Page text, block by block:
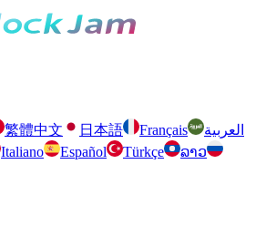
繁體中文 日本語 Français
العربية
Italiano Español Türkçe
ລາວ